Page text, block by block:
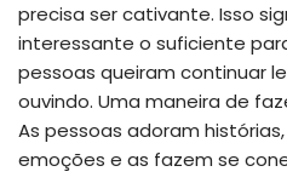
precisa ser cativante. Isso
interessante o suficiente
pessoas queiram continuar
ouvindo. Uma maneira de
As pessoas adoram
emoções e as fazem se